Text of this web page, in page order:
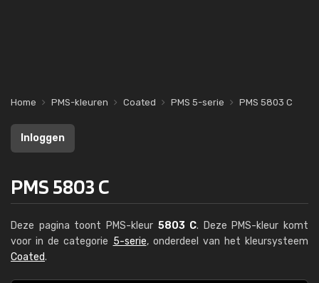
Home PMS-kleuren Coated PMS 5-serie PMS 5803 C
Inloggen
PMS 5803 C
Deze pagina toont PMS-kleur 5803 C. Deze PMS-kleur komt
voor in de categorie 5-serie, onderdeel van het kleursysteem
Coated.